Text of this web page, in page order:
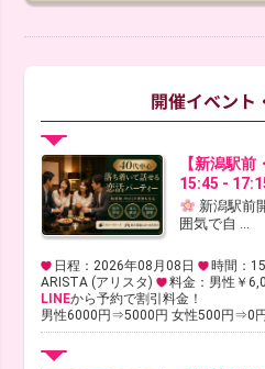
【新潟駅
15:45 -
新潟駅前
囲気で自 ...
日程：2026年08月08日 時間：
ARISTA (アリスタ)
料金：男性￥
LINEから予約で割引料金！
男性6000円⇒5000円 女性500円⇒0円